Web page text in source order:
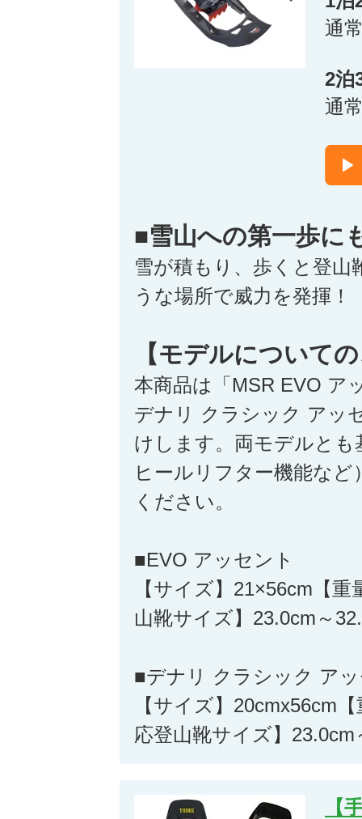
通
2泊
通
■雪山への第一歩に
雪が積もり、歩くと登
うな場所で威力を発揮！
【モデルについて
本商品は「MSR EVO ア
デナリ クラシック アッ
けします。両モデルと
ヒールリフター機能な
ください。
■EVO アッセント
【サイズ】21×56cm【
山靴サイズ】23.0cm～
■デナリ クラシック ア
【サイズ】20cmx56cm
応登山靴サイズ】23.0cm
【